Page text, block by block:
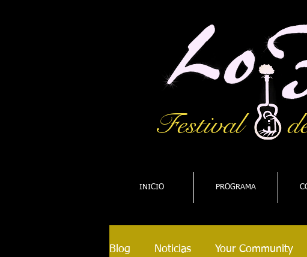
Festival
INICIO PROGRAMA
Blog Noticias Your Community